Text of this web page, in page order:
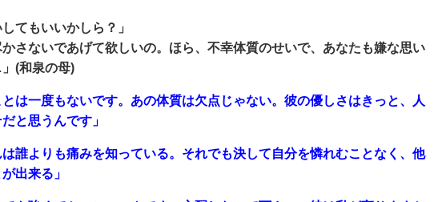
てもいいかしら？」
かさないであげて欲しいの。ほら、不幸体質のせいで、あなたも嫌な思い
(和泉の母)
とは一度もないです。あの体質は欠点じゃない。彼の優しさはきっと、人
と思うんです」
は誰よりも痛みを知っている。それでも決して自分を憐れむことなく、他
出来る」